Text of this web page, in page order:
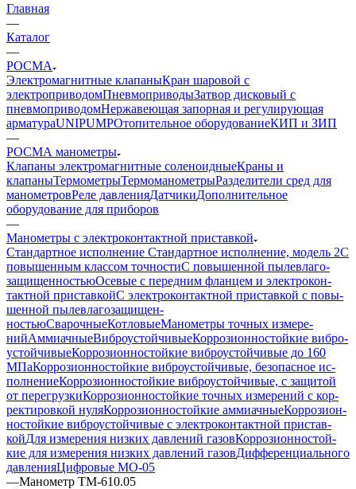
Главная
—
Каталог
—
РОСМА
Электромагнитные клапаныКран шаровой с
электроприводомПневмоприводыЗатвор дисковый с
пневмоприводомНержавеющая запорная и регулирующая
арматураUNIPUMPОтопительное оборудованиеКИП и ЗИП
—
РОСМА манометры
Клапаны электромагнитные соленоидныеКраны и
клапаныТермометрыТермоманометрыРазделители сред для
манометровРеле давленияДатчикиДополнительное
оборудование для приборов
—
Манометры с элек­тро­кон­такт­ной при­став­кой
Стандартное исполнение Стандартное исполнение, модель 2С
по­вы­шен­ным клас­сом точностиС по­вы­шен­ной пы­ле­вла­го­
защи­щен­ностьюОсе­вые с пе­ред­ним флан­цем и элек­тро­кон­
такт­ной приставкойС элек­тро­контакт­ной при­став­кой с по­вы­
шен­ной пыле­вла­го­за­щи­щен­
ностьюСварочныеКотловыеМанометры точ­ных изме­ре­
нийАммиачныеВиб­ро­ус­той­чи­выеКор­ро­зи­он­но­стой­кие виб­ро­
ус­той­чи­выеКор­ро­зи­он­но­стой­кие виб­ро­ус­той­чи­вые до 160
МПаКор­ро­зи­он­но­стой­кие виб­ро­ус­той­чи­вые, бе­зо­пас­ное ис­
пол­не­ниеКор­ро­зи­он­но­стой­кие виб­ро­ус­той­чи­вые, с за­щи­той
от пе­ре­груз­киКор­ро­зи­он­но­стой­кие точ­ных изме­ре­ний с кор­
рек­ти­ров­кой нуляКор­ро­зи­он­но­стой­кие ам­ми­ач­ныеКор­ро­зи­он­
но­стой­кие виб­ро­ус­той­чи­вые с элек­тро­кон­такт­ной при­став­
койДля изме­ре­ния низ­ких дав­ле­ний га­зовКор­ро­зи­он­но­стой­
кие для изме­ре­ния низ­ких дав­ле­ний га­зовДиф­фе­рен­ци­аль­но­го
дав­ле­нияЦиф­ро­вые МО-05
—Манометр ТМ-610.05